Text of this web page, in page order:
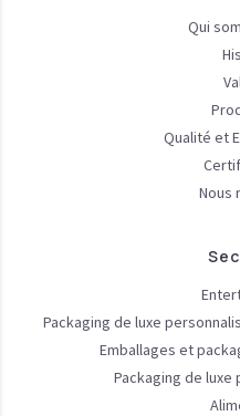
Qui
Qualité et
Nous
Packaging de luxe
Emballages et
Packaging de